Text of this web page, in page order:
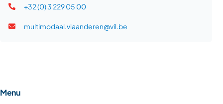
+32 (0) 3 229 05 00
multimodaal.vlaanderen@vil.be
Menu